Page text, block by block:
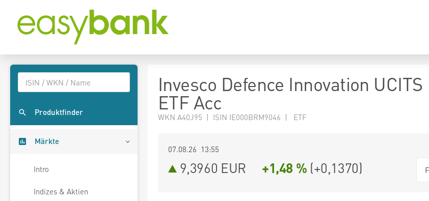
Produktfinder
Märkte
Intro
Indizes & Aktien
Invesco Defence Innovation UCITS
ETF Acc
WKN A40J95 | ISIN IE000BRM9046 | ETF
07.08.26 13:55
9,3960 EUR +1,48 % (+0,1370)